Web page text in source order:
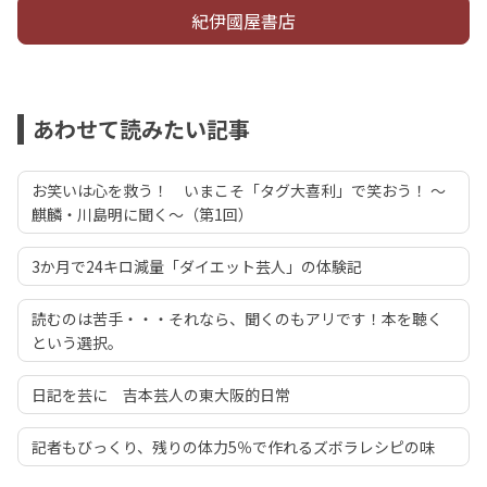
紀伊國屋書店
あわせて読みたい記事
お笑いは心を救う！ いまこそ「タグ大喜利」で笑おう！ ～
麒麟・川島明に聞く～（第1回）
3か月で24キロ減量「ダイエット芸人」の体験記
読むのは苦手・・・それなら、聞くのもアリです！本を聴く
という選択。
日記を芸に 吉本芸人の東大阪的日常
記者もびっくり、残りの体力5％で作れるズボラレシピの味